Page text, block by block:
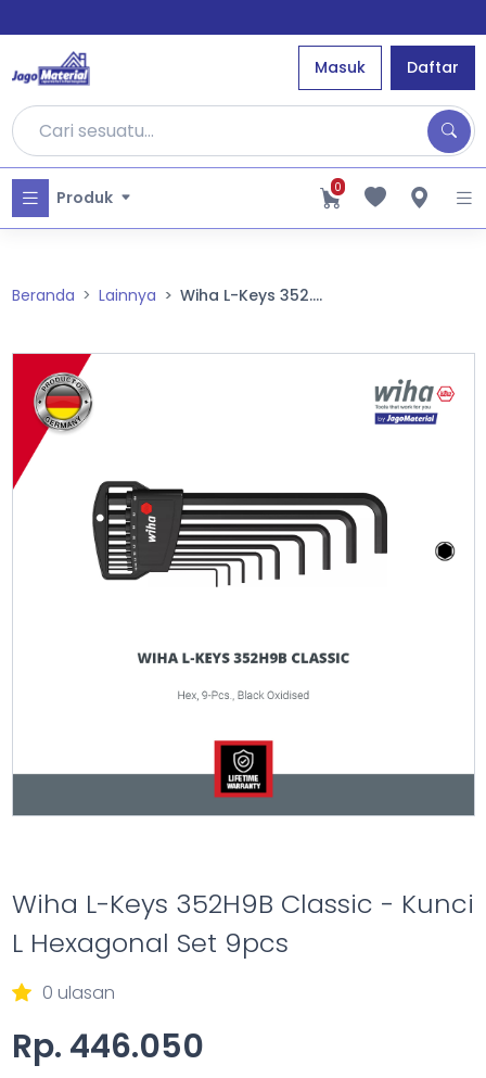
Masuk Daftar
Produk 0
Beranda Lainnya Wiha L-Keys 352....
Wiha L-Keys 352H9B Classic - Kunci
L Hexagonal Set 9pcs
0 ulasan
Rp. 446.050